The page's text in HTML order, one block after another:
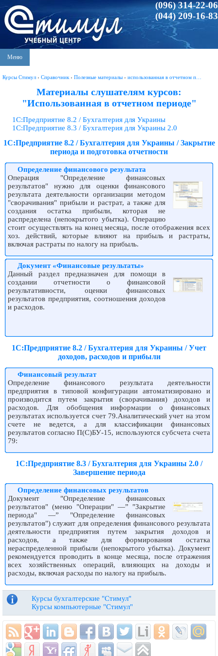
(096) 314-22-06
(044) 209-16-83
Меню
Курсы Стимул › Справочник › Полезные материалы › использованная в отчетном п…
Материалы слушателям курсов:
"Использованная в отчетном периоде"
1С:Предприятие 8.2 / Бухгалтерия для Украины
1С:Предприятие 8.3 / Бухгалтерия для Украины 2.0
1С:Предприятие 8.2 / Бухгалтерия для Украины / Закрытие
периода и подготовка отчетности
Определение финансового результата
Операция "Определение финансовых
результатов" нужно для оценки финансового
результата деятельности организации методом
"сворачивания" прибыли и растрат, а также для
создания остатка прибыли, которая не
распределена (непокрытого убытка). Операцию
стоит осуществлять на конец месяца, после отображения всех
хоз. действий, которые влияют на прибыль и растраты,
включая растраты по налогу на прибыль.
Документ «Финансовые результаты»
Данный раздел предназначен для помощи в
создании отчетности о финансовой
результативности, оценки финансовых
результатов предприятия, соотношения доходов
и расходов.
1С:Предприятие 8.2 / Бухгалтерия для Украины / Учет
доходов, расходов и прибыли
Финансовый результат
Определение финансового результата деятельности
предприятия в типовой конфигурации автоматизировано и
производится путем закрытия (сворачивания) доходов и
расходов. Для обобщения информации о финансовых
результатах используется счет 79.Аналитический учет на этом
счете не ведется, а для классификации финансовых
результатов согласно П(С)БУ-15, используются субсчета счета
79:
1С:Предприятие 8.3 / Бухгалтерия для Украины 2.0 /
Завершение периода
Определение финансовых результатов
Документ "Определение финансовых
результатов" (меню "Операции" —” "Закрытие
периода" —” "Определение финансовых
результатов") служит для определения финансового результата
деятельности предприятия путем закрытия доходов и
расходов, а также для формирования остатка
нераспределенной прибыли (непокрытого убытка). Документ
рекомендуется проводить в конце месяца, после отражения
всех хозяйственных операций, влияющих на доходы и
расходы, включая расходы по налогу на прибыль.
Курсы бухгалтерские "Стимул"
Курсы компьютерные "Стимул"